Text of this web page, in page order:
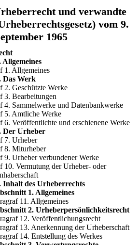
und verwandte
vom 9.
1965
1. Allgemeines
Das Werk
2. Geschützte Werke
3. Bearbeitungen
4. Sammelwerke und Datenbankwerke
5. Amtliche Werke
6. Veröffentlichte und erschienene Werke
Der Urheber
7. Urheber
8. Miturheber
9. Urheber verbundener Werke
10. Vermutung der Urheber- oder
Inhalt des Urheberrechts
1. Allgemeines
11. Allgemeines
2. Urheberpersönlichkeitsrecht
12. Veröffentlichungsrecht
13. Anerkennung der Urheberschaft
14. Entstellung des Werkes